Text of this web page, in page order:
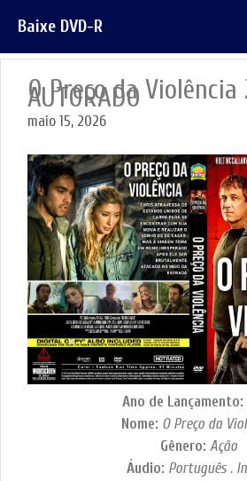
para
o
conteúdo
Baixe DVD-R
O Preço da Violência
AUTORADO
maio 15, 2026
Ano de Lançamento:
Nome: O Preço da
Gênero: Ação
Áudio: Português .